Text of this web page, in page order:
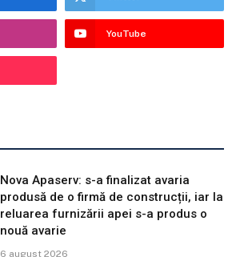
YouTube
Nova Apaserv: s-a finalizat avaria
produsă de o firmă de construcții, iar la
reluarea furnizării apei s-a produs o
nouă avarie
6 august 2026